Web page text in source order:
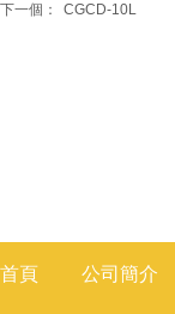
下一個：
CGCD-10L
首頁 公司簡介